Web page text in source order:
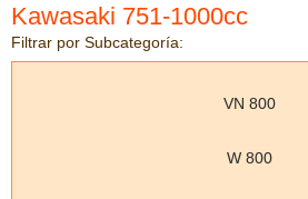
Kawasaki 751-1000cc
Filtrar por Subcategoría:
VN 800
W 800